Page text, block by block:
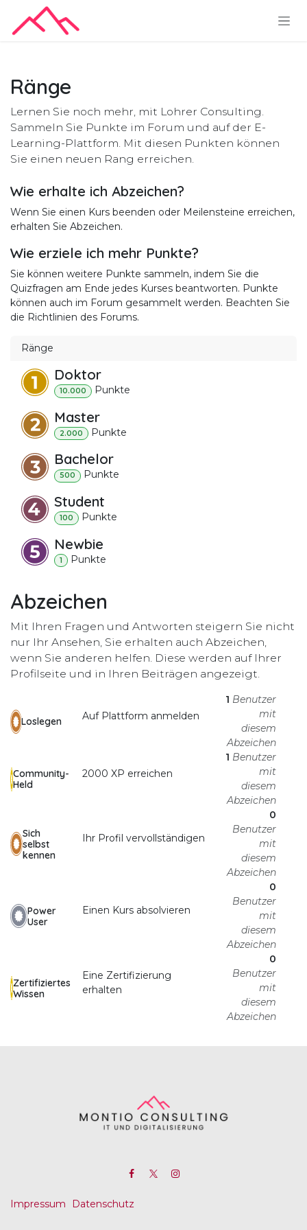
Zum Inhalt springen
Ränge
Lernen Sie noch mehr, mit Lohrer Consulting.
Sammeln Sie Punkte im Forum und auf der E-
Learning-Plattform. Mit diesen Punkten können
Sie einen neuen Rang erreichen.
Wie erhalte ich Abzeichen?
Wenn Sie einen Kurs beenden oder Meilensteine erreichen,
erhalten Sie Abzeichen.
Wie erziele ich mehr Punkte?
Sie können weitere Punkte sammeln, indem Sie die
Quizfragen am Ende jedes Kurses beantworten. Punkte
können auch im Forum gesammelt werden. Beachten Sie
die Richtlinien des Forums.
Ränge
Doktor
10.000 Punkte
Master
2.000 Punkte
Bachelor
500 Punkte
Student
100 Punkte
Newbie
1 Punkte
Abzeichen
Mit Ihren Fragen und Antworten steigern Sie nicht
nur Ihr Ansehen, Sie erhalten auch Abzeichen,
wenn Sie anderen helfen. Diese werden auf Ihrer
Profilseite und in Ihren Beiträgen angezeigt.
Loslegen Auf Plattform anmelden
1 Benutzer
mit
diesem
Abzeichen
Community-
Held
2000 XP erreichen
1 Benutzer
mit
diesem
Abzeichen
Sich
selbst
kennen
Ihr Profil vervollständigen
0
Benutzer
mit
diesem
Abzeichen
Power
User
Einen Kurs absolvieren
0
Benutzer
mit
diesem
Abzeichen
Zertifiziertes
Wissen
Eine Zertifizierung
erhalten
0
Benutzer
mit
diesem
Abzeichen
Impressum Datenschutz